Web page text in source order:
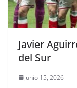
Javier
del Sur
junio 15, 2026